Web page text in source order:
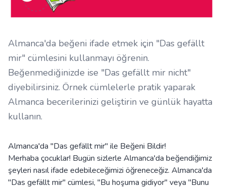
Almanca'da beğeni ifade etmek için "Das gefällt
mir" cümlesini kullanmayı öğrenin.
Beğenmediğinizde ise "Das gefällt mir nicht"
diyebilirsiniz. Örnek cümlelerle pratik yaparak
Almanca becerilerinizi geliştirin ve günlük hayatta
kullanın.
Almanca'da "Das gefällt mir" ile Beğeni Bildir!
Merhaba çocuklar! Bugün sizlerle Almanca'da beğendiğimiz
şeyleri nasıl ifade edebileceğimizi öğreneceğiz. Almanca'da
"Das gefällt mir" cümlesi, "Bu hoşuma gidiyor" veya "Bunu